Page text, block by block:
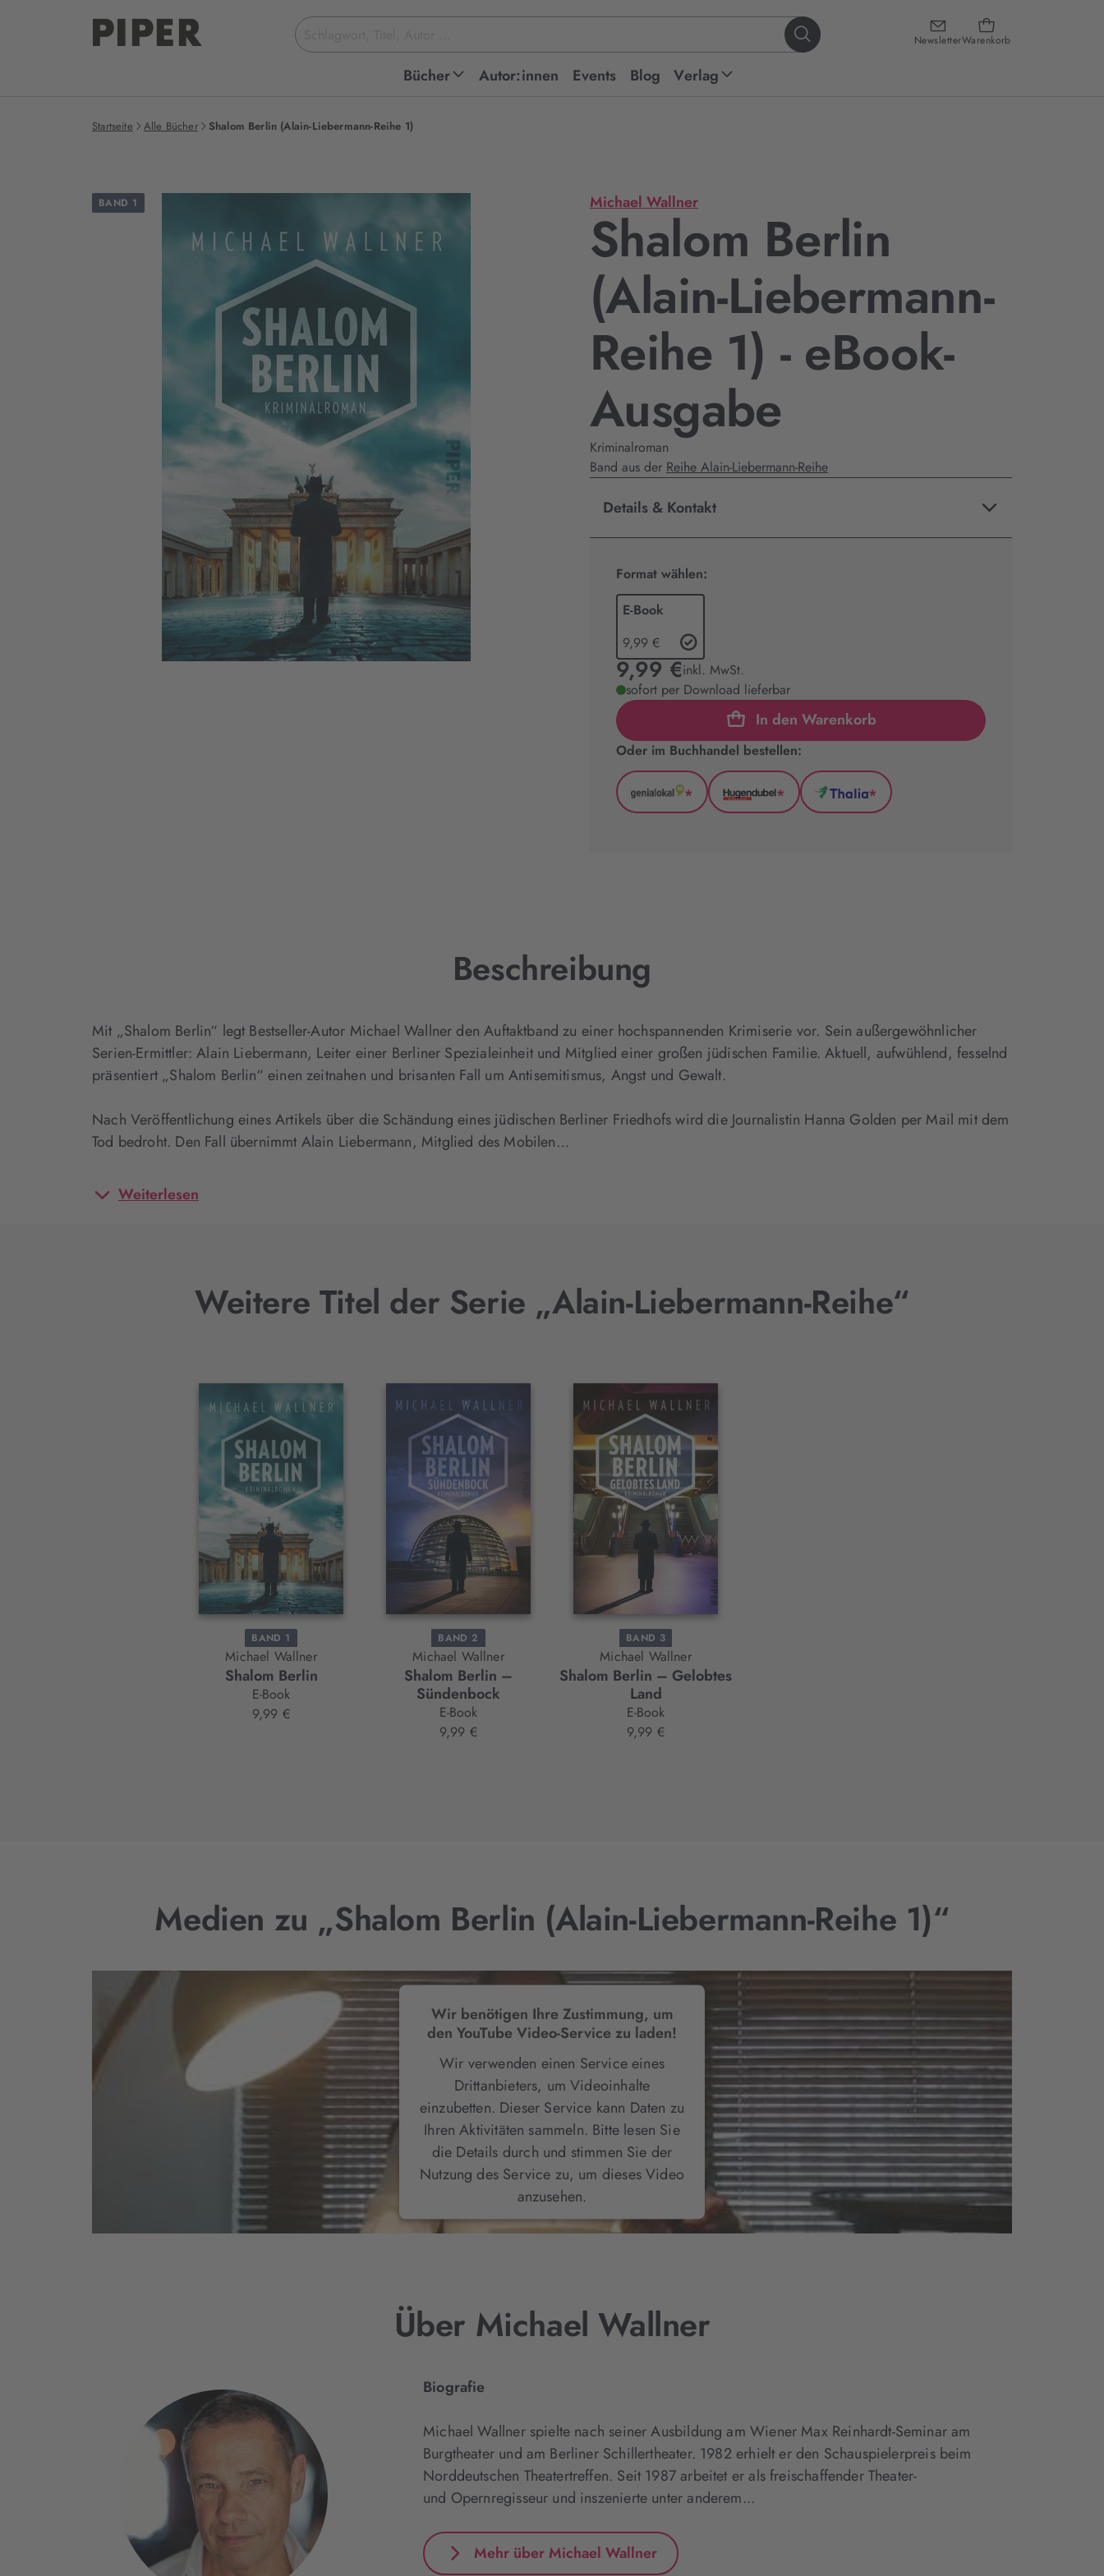
NewsletterWarenkorb
Suchbegriff
eingeben
Bücher Autor:innen Events Blog Verlag
Startseite Alle Bücher Shalom Berlin (Alain-Liebermann-Reihe 1)
BAND 1 Michael Wallner
Shalom Berlin
(Alain-Liebermann-
Reihe 1) - eBook-
Ausgabe
Kriminalroman
Band aus der Reihe Alain-Liebermann-Reihe
Details & Kontakt
Format wählen:
E-Book
9,99 €
9,99 €inkl. MwSt.
sofort per Download lieferbar
In den Warenkorb
Oder im Buchhandel bestellen:
GenialLokal
*
Hugendubel
*
Thalia
*
Beschreibung
Mit „Shalom Berlin“ legt Bestseller-Autor Michael Wallner den Auftaktband zu einer hochspannenden Krimiserie vor. Sein außergewöhnlicher
Serien-Ermittler: Alain Liebermann, Leiter einer Berliner Spezialeinheit und Mitglied einer großen jüdischen Familie. Aktuell, aufwühlend, fesselnd
präsentiert „Shalom Berlin“ einen zeitnahen und brisanten Fall um Antisemitismus, Angst und Gewalt.
Nach Veröffentlichung eines Artikels über die Schändung eines jüdischen Berliner Friedhofs wird die Journalistin Hanna Golden per Mail mit dem
Tod bedroht. Den Fall übernimmt Alain Liebermann, Mitglied des Mobilen…
Weiterlesen
Weitere Titel der Serie „Alain-Liebermann-Reihe“
Interaktives
Slider-
Element
BAND 1
Michael Wallner
Shalom Berlin
E-Book
9,99 €
BAND 2
Michael Wallner
Shalom Berlin –
Sündenbock
E-Book
9,99 €
BAND 3
Michael Wallner
Shalom Berlin – Gelobtes
Land
E-Book
9,99 €
Medien zu „Shalom Berlin (Alain-Liebermann-Reihe 1)“
Wir benötigen Ihre Zustimmung, um
den YouTube Video-Service zu laden!
Wir verwenden einen Service eines
Drittanbieters, um Videoinhalte
einzubetten. Dieser Service kann Daten zu
Ihren Aktivitäten sammeln. Bitte lesen Sie
die Details durch und stimmen Sie der
Nutzung des Service zu, um dieses Video
anzusehen.
Akzeptieren
Über Michael Wallner
Biografie
Michael Wallner spielte nach seiner Ausbildung am Wiener Max Reinhardt-Seminar am
Burgtheater und am Berliner Schillertheater. 1982 erhielt er den Schauspielerpreis beim
Norddeutschen Theatertreffen. Seit 1987 arbeitet er als freischaffender Theater-
und Opernregisseur und inszenierte unter anderem...
Mehr über Michael Wallner